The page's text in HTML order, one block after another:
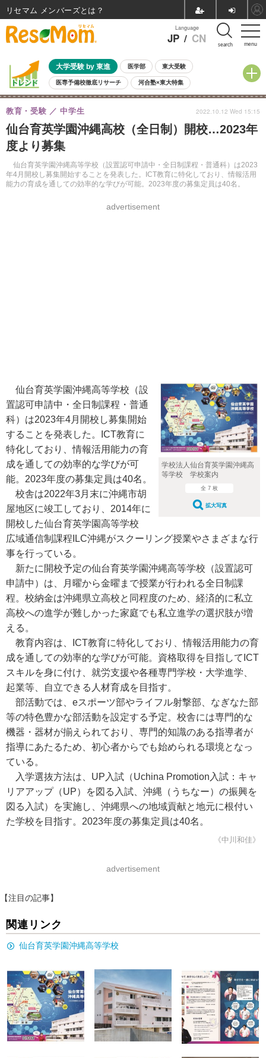
menu
Language
JP / CN search
大学受験 by 東進 医学部 東大受験
医専予備校徹底リサーチ 河合塾×東大特集
親子で考える大学選び 高校受験 中学受験 小学校受験
共通テスト 夏休み
8月開催イベント・WS 全国公立高校 過去問 人気記事
自由研究教材（小学生向け）
仙台育英学園沖縄高校（全日制）開校…2023年
度より募集
仙台育英学園沖縄高等学校（設置認可申請中・全日制課程・普通科）は2023
年4月開校し募集開始することを発表した。ICT教育に特化しており、情報活用
能力の育成を通しての効率的な学びが可能。2023年度の募集定員は40名。
教育・受験 中学生
advertisement
2022.10.12 Wed 15:15
学校法人仙台育英学園沖縄高
等学校 学校案内
全 7 枚
拡大写真
仙台育英学園沖縄高等学校（設
置認可申請中・全日制課程・普通
科）は2023年4月開校し募集開始
することを発表した。ICT教育に
特化しており、情報活用能力の育
成を通しての効率的な学びが可
能。2023年度の募集定員は40名。
校舎は2022年3月末に沖縄市胡
屋地区に竣工しており、2014年に
開校した仙台育英学園高等学校
広域通信制課程ILC沖縄がスクーリング授業やさまざまな行
事を行っている。
新たに開校予定の仙台育英学園沖縄高等学校（設置認可
申請中）は、月曜から金曜まで授業が行われる全日制課
程。校納金は沖縄県立高校と同程度のため、経済的に私立
高校への進学が難しかった家庭でも私立進学の選択肢が増
える。
教育内容は、ICT教育に特化しており、情報活用能力の育
成を通しての効率的な学びが可能。資格取得を目指してICT
スキルを身に付け、就労支援や各種専門学校・大学進学、
起業等、自立できる人材育成を目指す。
部活動では、eスポーツ部やライフル射撃部、なぎなた部
等の特色豊かな部活動を設定する予定。校舎には専門的な
機器・器材が揃えられており、専門的知識のある指導者が
指導にあたるため、初心者からでも始められる環境となっ
ている。
入学選抜方法は、UP入試（Uchina Promotion入試：キャ
リアアップ（UP）を図る入試、沖縄（うちなー）の振興を
図る入試）を実施し、沖縄県への地域貢献と地元に根付い
た学校を目指す。2023年度の募集定員は40名。
《中川和佳》
advertisement
【注目の記事】
関連リンク
仙台育英学園沖縄高等学校
リセマム メンバーズ